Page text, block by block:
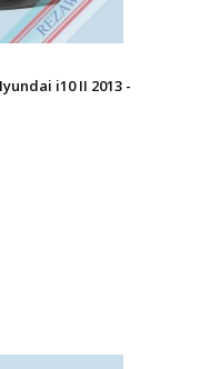
i10 II 2013 -